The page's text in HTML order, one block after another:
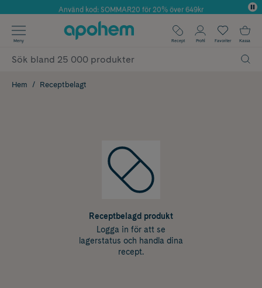
Årets Butik 2025 inom Skönhet
Använd kod: SOMMAR20 för 20% över 649kr
✓ Fri frakt
✓ Poäng på alla köp*
Meny Recept Profil Favoriter Kassa
Hem Receptbelagt
Receptbelagd produkt
Logga in för att se
lagerstatus och handla dina
recept.